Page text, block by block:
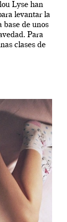
Lyse han
levantar la
base de unos
Para
clases de